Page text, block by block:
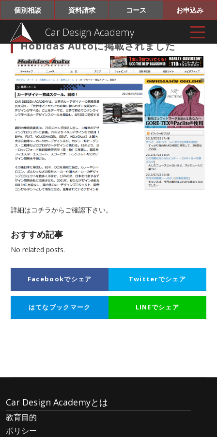
Car Design Academy
個別相談 資料請求 コース お申込み
Hobidas Autoに掲載されました
詳細はコチラからご確認下さい。
おすすめ記事
No related posts.
Facebookでシェア Twitterでシェア
はてなブックマーク LINEでシェア
Car Design Academyとは
教育目的
ポリシー